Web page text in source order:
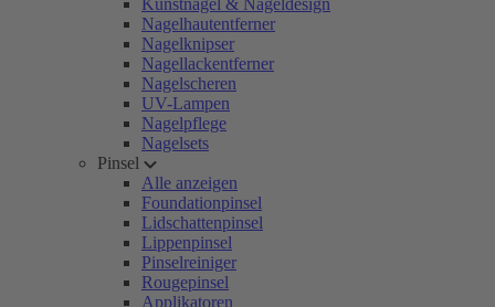
Kunstnägel & Nageldesign
Nagelhautentferner
Nagelknipser
Nagellackentferner
Nagelscheren
UV-Lampen
Nagelpflege
Nagelsets
Pinsel
Alle anzeigen
Foundationpinsel
Lidschattenpinsel
Lippenpinsel
Pinselreiniger
Rougepinsel
Applikatoren